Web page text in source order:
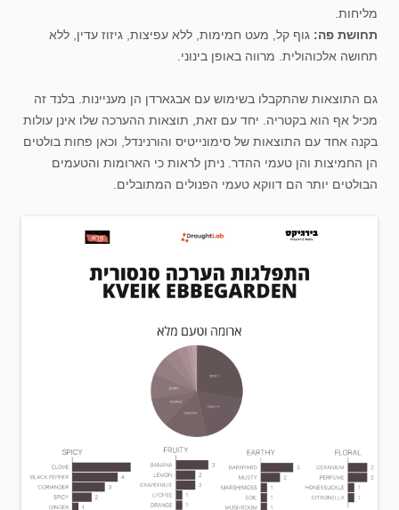
מליחות.
תחושת פה: גוף קל, מעט חמימות, ללא עפיצות, גיזוז עדין, ללא
תחושה אלכוהולית. מרווה באופן בינוני.
גם התוצאות שהתקבלו בשימוש עם אבגארדן הן מעניינות. בלנד זה
מכיל אף הוא בקטריה. יחד עם זאת, תוצאות ההערכה שלו אינן עולות
בקנה אחד עם התוצאות של סימונייטיס והורנינדל, וכאן פחות בולטים
הן החמיצות והן טעמי ההדר. ניתן לראות כי הארומות והטעמים
הבולטים יותר הם דווקא טעמי הפנולים המתובלים.